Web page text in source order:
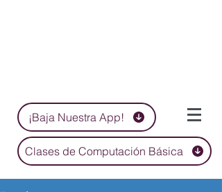
¡Baja Nuestra App!
Clases de Computación Básica